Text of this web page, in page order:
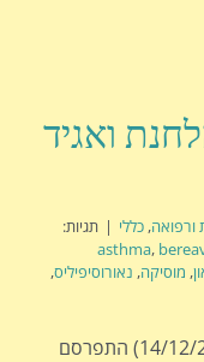
ואגיד
ורפואה, כללי | תגיות:
asthma,
, מוסיקה, נאורוסיפיליס,
The Gout / James Gillray השבוע (14/12/21) התפרסם